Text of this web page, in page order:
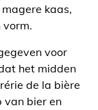
kaas,
voor
het midden
de la bière
van bier en